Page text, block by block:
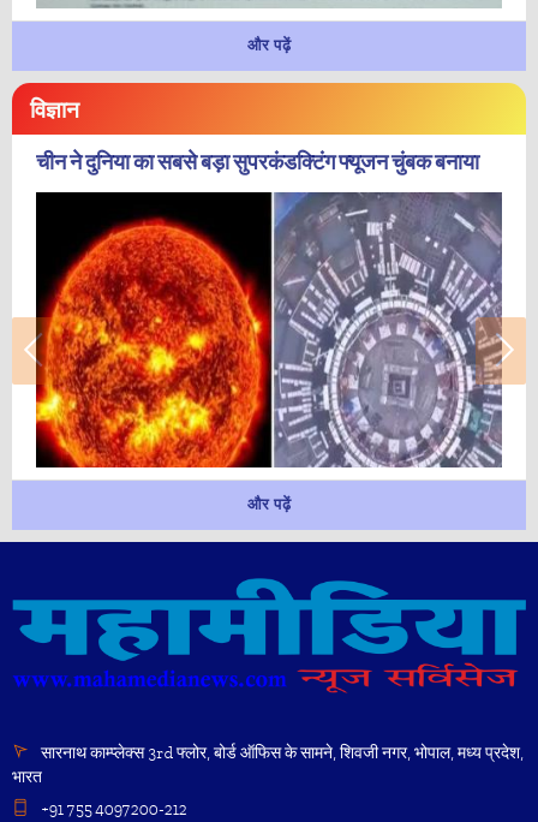
और पढ़ें
विज्ञान
चीन ने दुनिया का सबसे बड़ा सुपरकंडक्टिंग फ्यूजन चुंबक बनाया
और पढ़ें
सारनाथ काम्प्लेक्स 3rd फ्लोर, बोर्ड ऑफिस के सामने, शिवजी नगर, भोपाल, मध्य प्रदेश,
भारत
+91 755 4097200-212